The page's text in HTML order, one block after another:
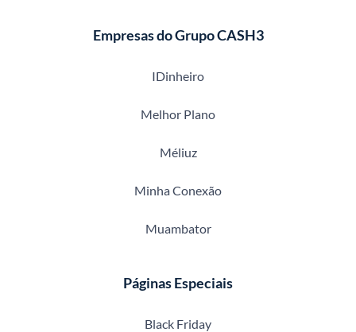
Empresas do Grupo CASH3
IDinheiro
Melhor Plano
Méliuz
Minha Conexão
Muambator
Páginas Especiais
Black Friday